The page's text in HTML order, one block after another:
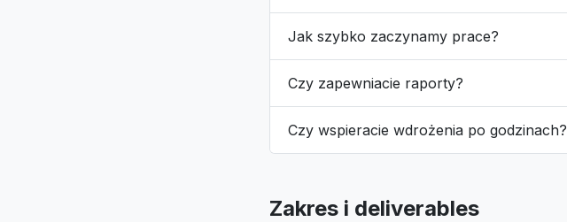
Jak szybko zaczynamy prace?
Czy zapewniacie raporty?
Czy wspieracie wdrożenia po godzinach?
Zakres i deliverables